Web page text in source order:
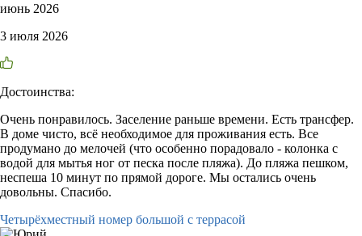
июнь 2026
3 июля 2026
Достоинства:
Очень понравилось. Заселение раньше времени. Есть трансфер.
В доме чисто, всё необходимое для проживания есть. Все
продумано до мелочей (что особенно порадовало - колонка с
водой для мытья ног от песка после пляжа). До пляжа пешком,
неспеша 10 минут по прямой дороге. Мы остались очень
довольны. Спасибо.
Четырёхместный номер большой с террасой